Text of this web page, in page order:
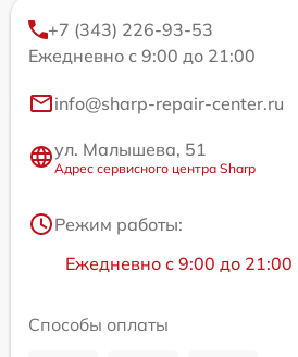
+7 (343) 226-93-53
Ежедневно с 9:00 до 21:00
info@sharp-repair-center.ru
ул. Малышева, 51
Адрес сервисного центра Sharp
Режим работы:
Ежедневно с 9:00 до 21:00
Способы оплаты